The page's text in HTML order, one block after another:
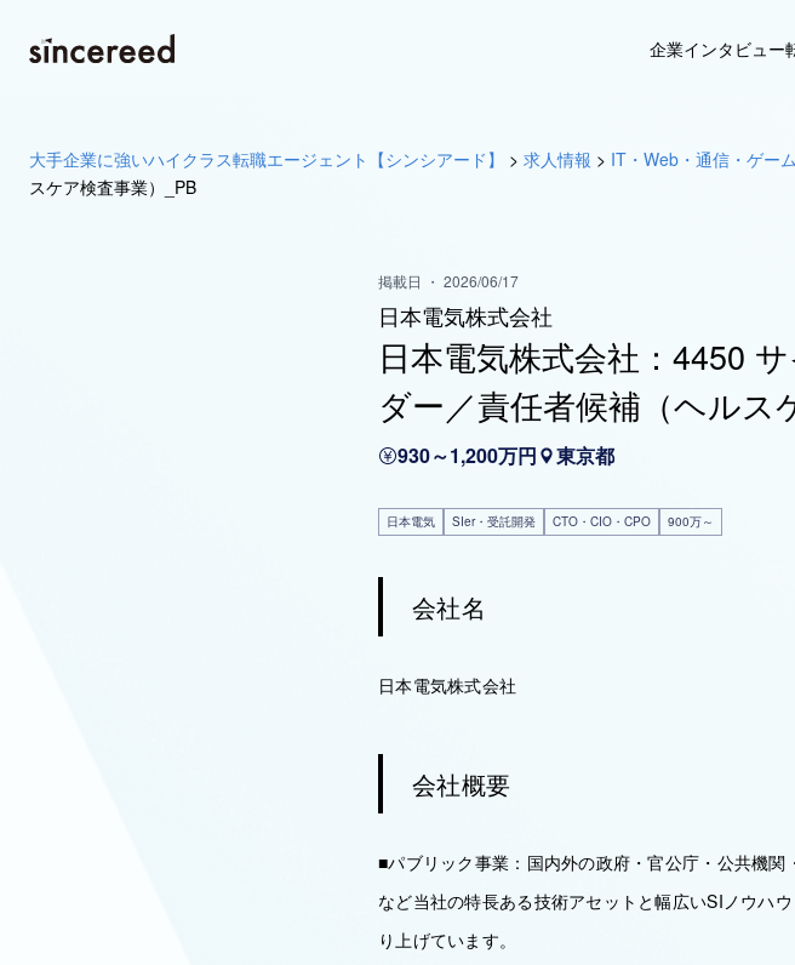
企業インタビュー
大手企業に強いハイクラス転職エージェント【シンシアード】 > 求人情報 > IT・Web・通信・ゲーム
スケア検査事業）_PB
掲載日 ・ 2026/06/17
日本電気株式会社
日本電気株式会社：4450
ダー／責任者候補（ヘルス
930～1,200万円 東京都
日本電気 SIer・受託開発 CTO・CIO・CPO 900万～
会社名
日本電気株式会社
会社概要
■パブリック事業：国内外の政府・官公庁・公共機
など当社の特長ある技術アセットと幅広いSIノウハ
り上げています。